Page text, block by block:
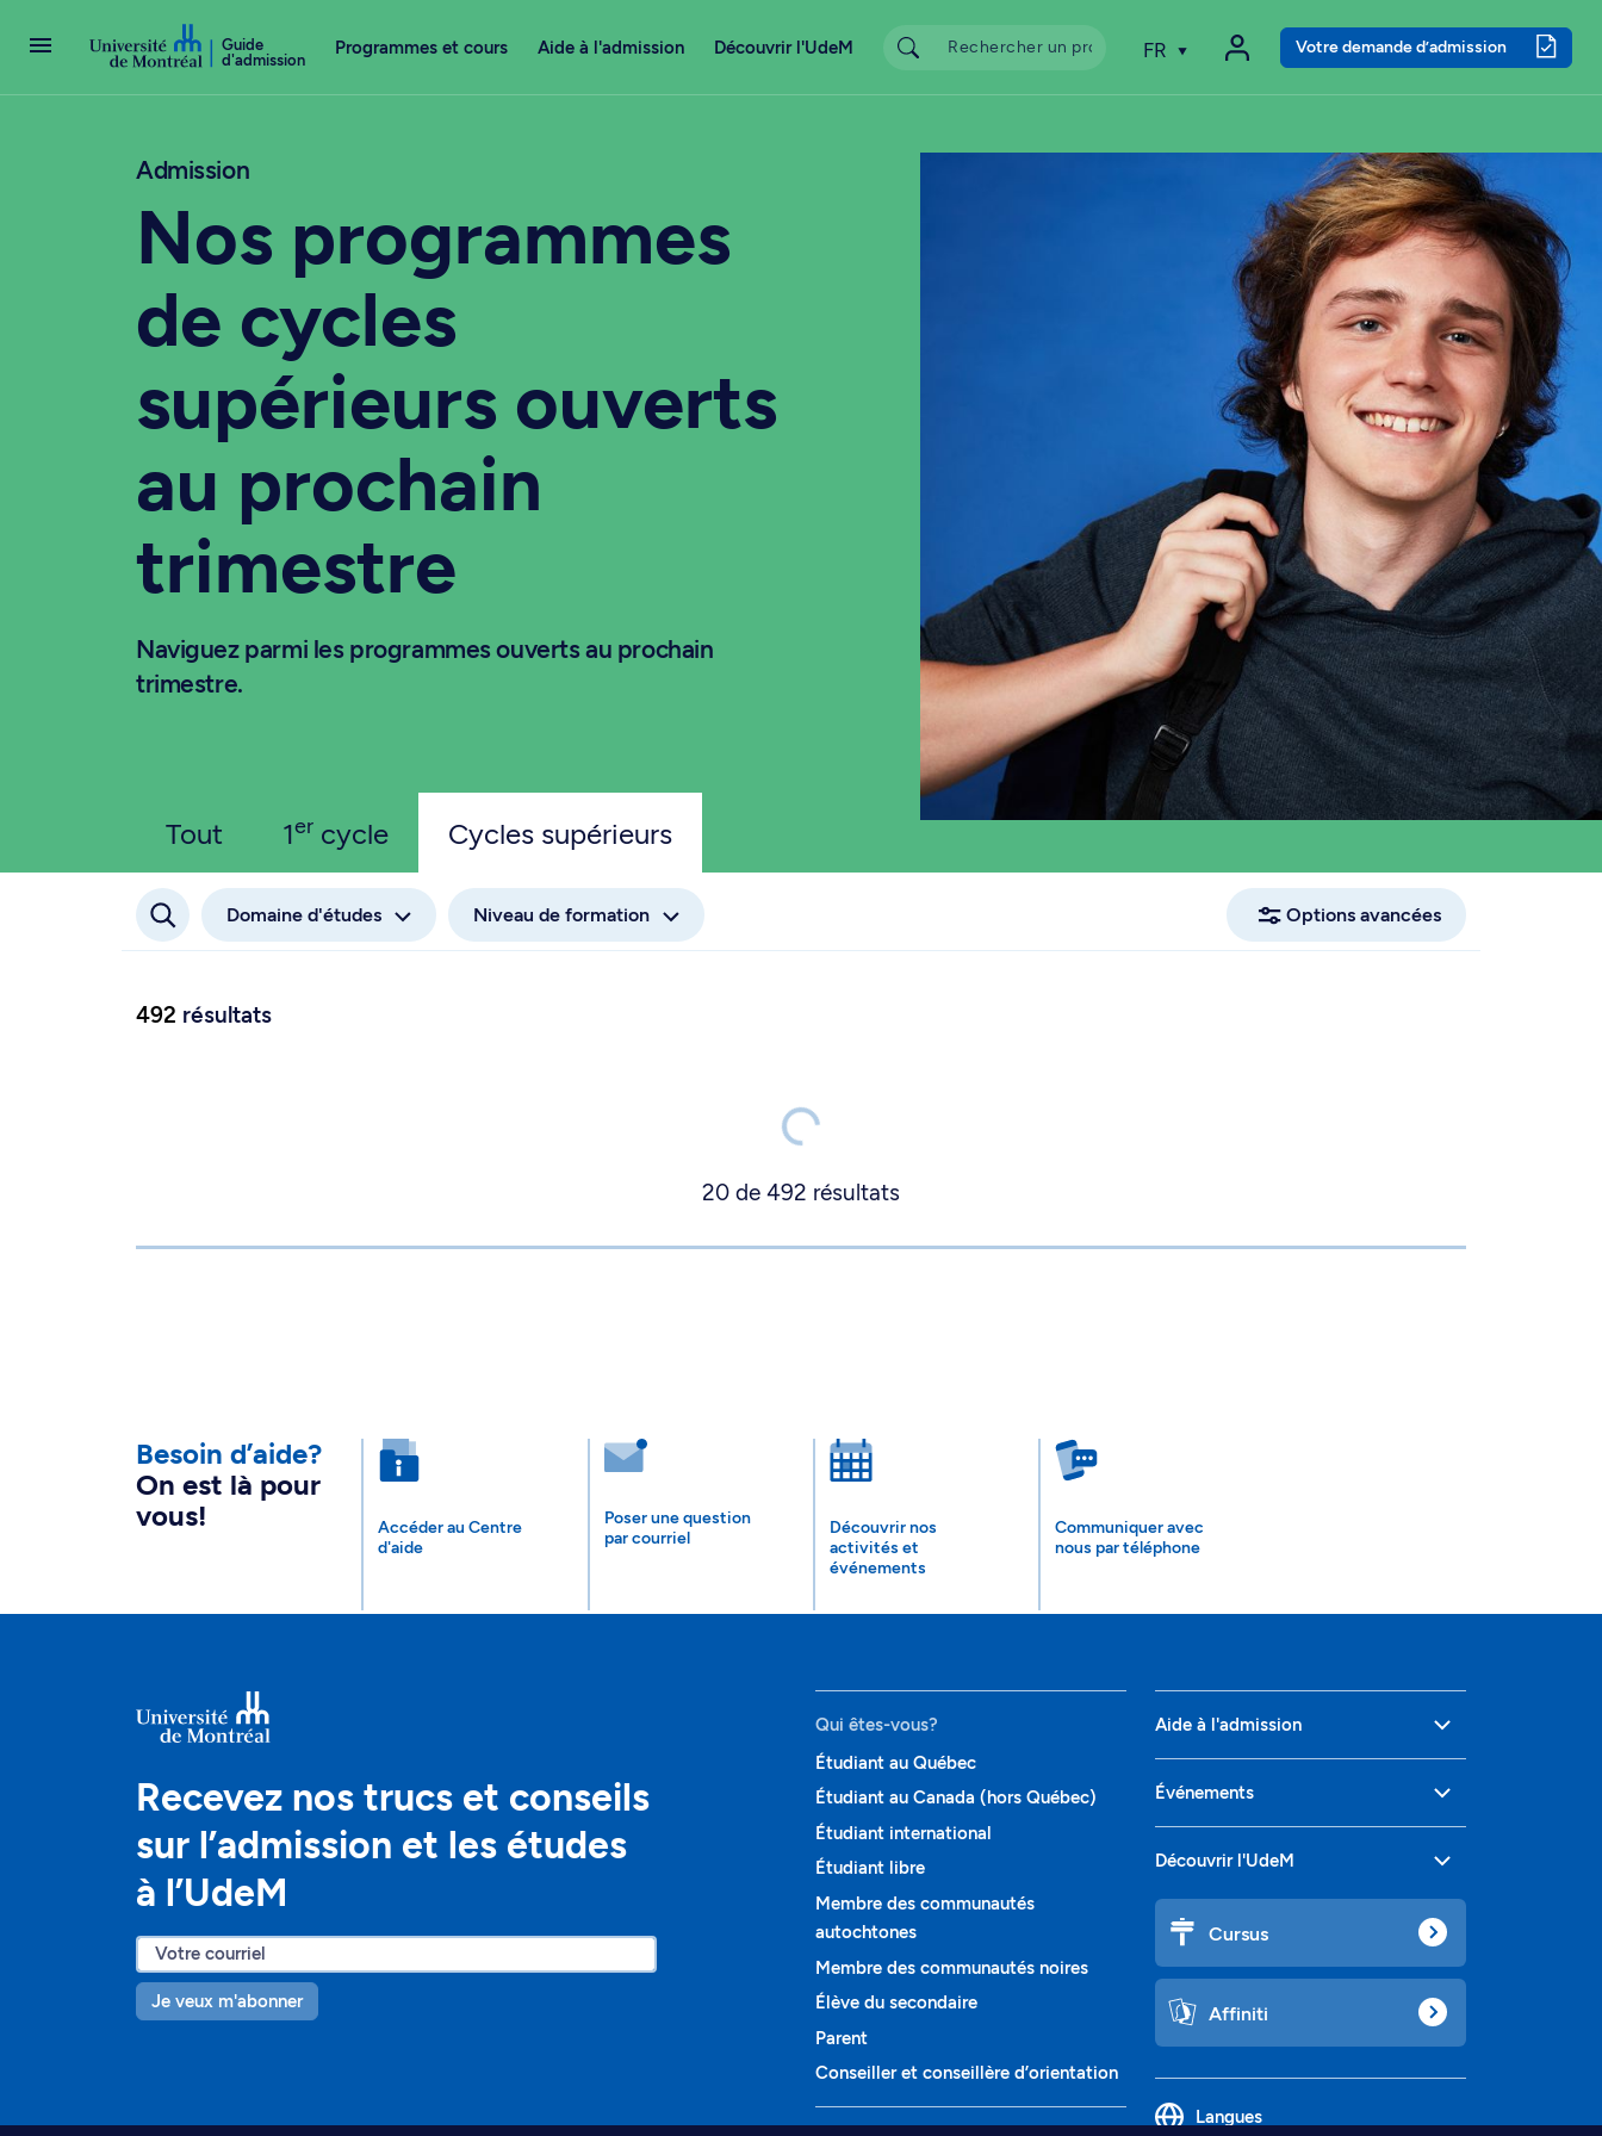
Guide
d'admission
Programmes et cours Aide à l'admission Découvrir l'UdeM FR Votre demande d’admission
Admission
Nos programmes
de cycles
supérieurs ouverts
au prochain
trimestre
Naviguez parmi les programmes ouverts au prochain
trimestre.
Tout 1er cycle Cycles supérieurs
Domaine d'études Niveau de formation Options avancées
492 résultats
20 de 492 résultats
Besoin d’aide?
On est là pour
vous!
Accéder au Centre
d'aide
Poser une question
par courriel
Découvrir nos
activités et
événements
Communiquer avec
nous par téléphone
Recevez nos trucs et conseils
sur l’admission et les études
à l’UdeM
Je veux m'abonner
Qui êtes-vous?
Étudiant au Québec
Étudiant au Canada (hors Québec)
Étudiant international
Étudiant libre
Membre des communautés
autochtones
Membre des communautés noires
Élève du secondaire
Parent
Conseiller et conseillère d’orientation
Aide à l'admission
Événements
Découvrir l'UdeM
Cursus
Affiniti
Langues